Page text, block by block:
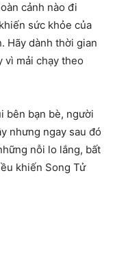
cảnh nào đi
sức khỏe của
Hãy dành thời gian
vì mải chạy theo
bên bạn bè, người
nhưng ngay sau đó
nỗi lo lắng, bất
khiến Song Tử